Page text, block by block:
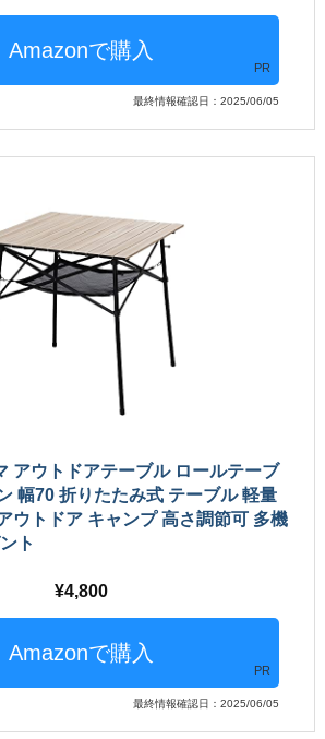
PR
最終情報確認日：2025/06/05
アウトドアテーブル ロールテーブ
幅70 折りたたみ式 テーブル 軽量
ウトドア キャンプ 高さ調節可 多機
ト
4,800
PR
最終情報確認日：2025/06/05